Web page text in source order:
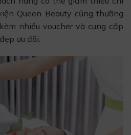
Queen Beauty cũng thường
nhiều voucher và cung cấp
ưu đãi.